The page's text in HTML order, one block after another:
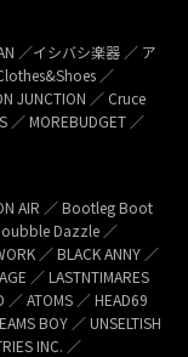
／イシバシ楽器 ／ ア
／
JUNCTION ／ Cruce
／ MOREBUDGET ／
AIR ／ Bootleg Boot
Dazzle ／
／ BLACK ANNY ／
／ LASTNTIMARES
／ ATOMS ／ HEAD69
BOY ／ UNSELTISH
INC. ／